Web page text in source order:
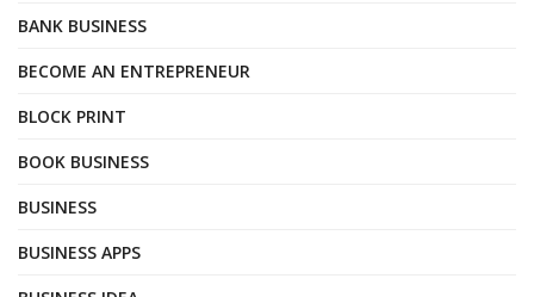
BANK BUSINESS
BECOME AN ENTREPRENEUR
BLOCK PRINT
BOOK BUSINESS
BUSINESS
BUSINESS APPS